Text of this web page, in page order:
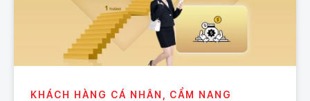
KHÁCH HÀNG CÁ NHÂN, CẨM NANG